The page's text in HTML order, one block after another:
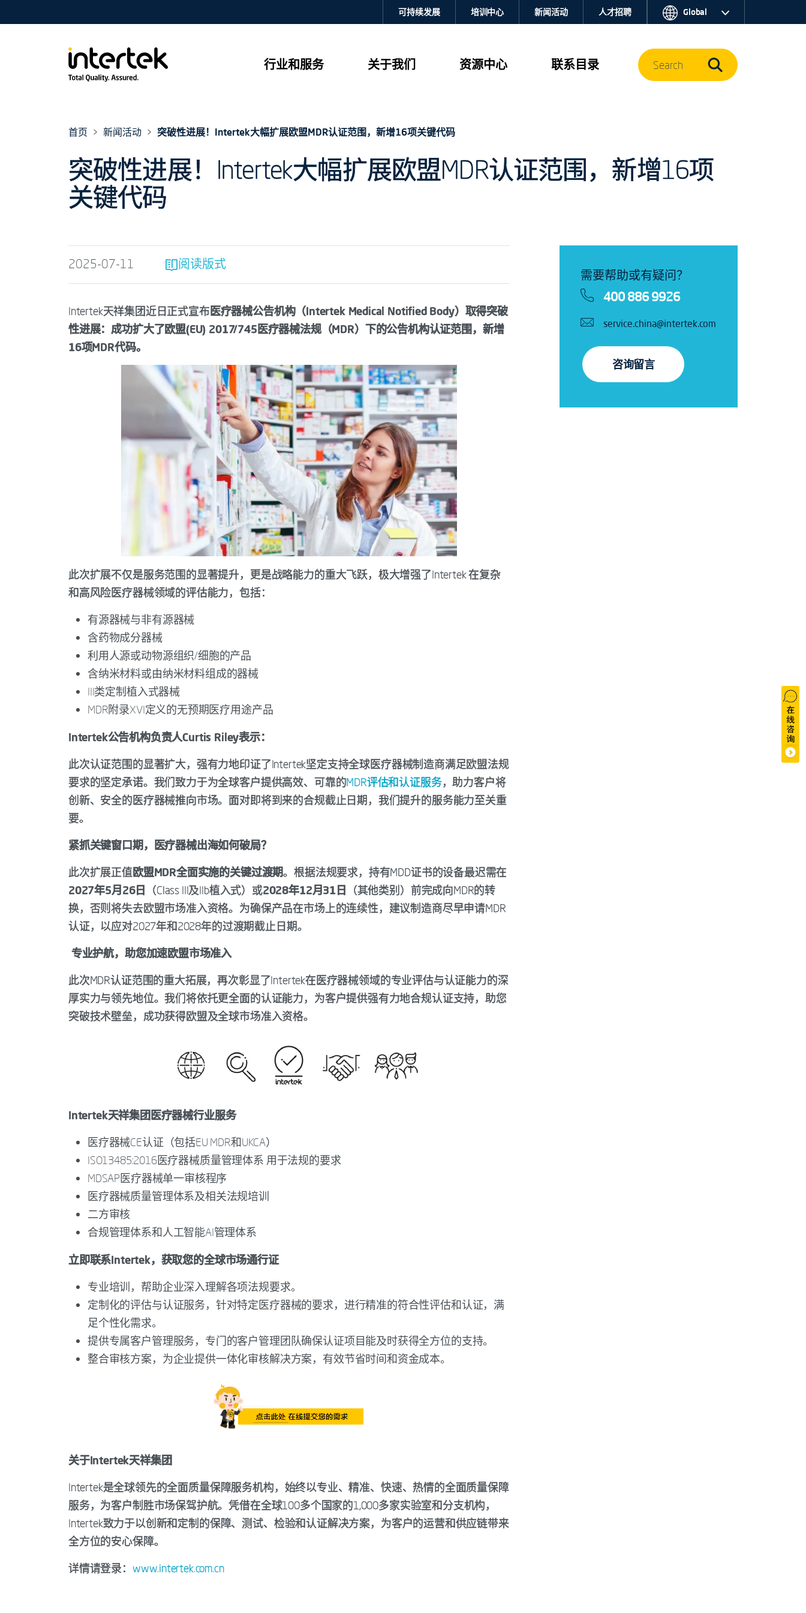
行业和服务 关于我们 资源中心 联系目录
可持续发展 培训中心 新闻活动 人才招聘 Global
Search
首页 新闻活动 突破性进展！Intertek大幅扩展欧盟MDR认证范围，新增16项关键代码
突破性进展！Intertek大幅扩展欧盟MDR认证范围，新增16项
关键代码
2025-07-11 阅读版式
Intertek天祥集团近日正式宣布 医疗器械公告机构（Intertek Medical Notified Body）取得突破
性进展：成功扩大了欧盟(EU) 2017/745医疗器械法规（MDR）下的公告机构认证范围，新增
16项MDR代码。
此次扩展不仅是服务范围的显著提升，更是战略能力的重大飞跃，极大增强了Intertek 在复杂
和高风险医疗器械领域的评估能力，包括：
有源器械与非有源器械
含药物成分器械
利用人源或动物源组织/细胞的产品
含纳米材料或由纳米材料组成的器械
III类定制植入式器械
MDR附录XVI定义的无预期医疗用途产品
Intertek公告机构负责人Curtis Riley表示：
此次认证范围的显著扩大，强有力地印证了Intertek坚定支持全球医疗器械制造商满足欧盟法规
要求的坚定承诺。我们致力于为全球客户提供高效、可靠的MDR评估和认证服务，助力客户将
创新、安全的医疗器械推向市场。面对即将到来的合规截止日期，我们提升的服务能力至关重
要。
紧抓关键窗口期，医疗器械出海如何破局？
此次扩展正值欧盟MDR全面实施的关键过渡期。根据法规要求，持有MDD证书的设备最迟需在
2027年5月26日
（Class III及IIb植入式）或2028年12月31日 （其他类别）前完成向MDR的转
换，否则将失去欧盟市场准入资格。为确保产品在市场上的连续性，建议制造商尽早申请MDR
认证，以应对2027年和2028年的过渡期截止日期。
专业护航，助您加速欧盟市场准入
此次MDR认证范围的重大拓展，再次彰显了Intertek在医疗器械领域的专业评估与认证能力的深
厚实力与领先地位。我们将依托更全面的认证能力，为客户提供强有力地合规认证支持，助您
突破技术壁垒，成功获得欧盟及全球市场准入资格。
Intertek天祥集团医疗器械行业服务
医疗器械CE认证（包括EU MDR和UKCA）
ISO13485:2016医疗器械质量管理体系 用于法规的要求
MDSAP医疗器械单一审核程序
医疗器械质量管理体系及相关法规培训
二方审核
合规管理体系和人工智能AI管理体系
立即联系Intertek，获取您的全球市场通行证
专业培训，帮助企业深入理解各项法规要求。
定制化的评估与认证服务，针对特定医疗器械的要求，进行精准的符合性评估和认证，满
足个性化需求。
提供专属客户管理服务，专门的客户管理团队确保认证项目能及时获得全方位的支持。
整合审核方案，为企业提供一体化审核解决方案，有效节省时间和资金成本。
关于Intertek天祥集团
Intertek是全球领先的全面质量保障服务机构，始终以专业、精准、快速、热情的全面质量保障
服务，为客户制胜市场保驾护航。凭借在全球100多个国家的1,000多家实验室和分支机构，
Intertek致力于以创新和定制的保障、测试、检验和认证解决方案，为客户的运营和供应链带来
全方位的安心保障。
详情请登录： www.intertek.com.cn
需要帮助或有疑问？
400 886 9926
service.china@intertek.com
咨询留言